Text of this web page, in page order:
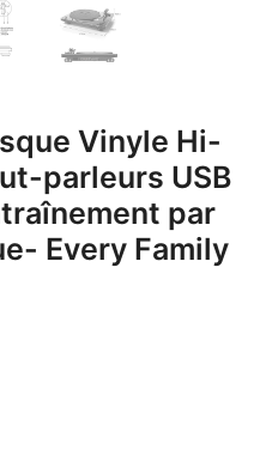
Vinyle Hi-
parleurs USB
par
Every Family